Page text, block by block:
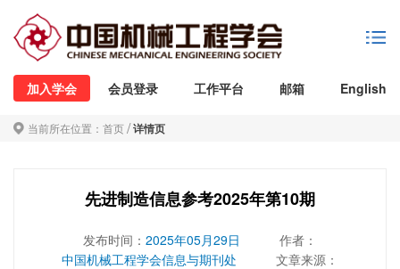
加入学会 会员登录 工作平台 邮箱 English
当前所在位置： 首页/详情页
先进制造信息参考2025年第10期
发布时间： 2025年05月29日
作者：
中国机械工程学会信息与期刊处
文章来源：